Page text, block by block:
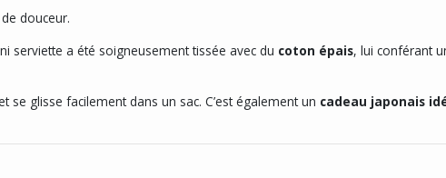
douceur.
serviette a été soigneusement tissée avec du coton épais, lui conférant
glisse facilement dans un sac. C’est également un cadeau japonais